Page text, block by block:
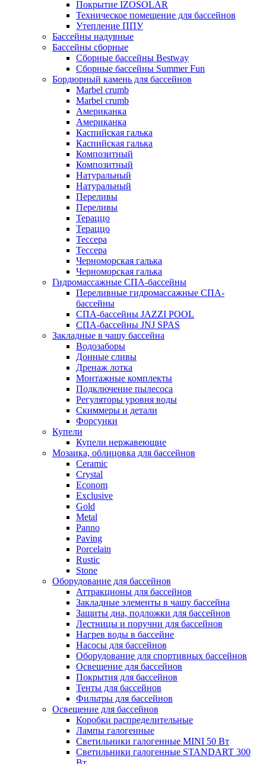
Покрытие IZOSOLAR
Техническое помещение для бассейнов
Утепление ППУ
Бассейны надувные
Бассейны сборные
Сборные бассейны Bestway
Сборные бассейны Summer Fun
Бордюрный камень для бассейнов
Marbel crumb
Marbel crumb
Американка
Американка
Каспийская галька
Каспийская галька
Композитный
Композитный
Натуральный
Натуральный
Переливы
Переливы
Тераццо
Тераццо
Тессера
Тессера
Черноморская галька
Черноморская галька
Гидромассажные СПА-бассейны
Переливные гидромассажные СПА-
бассейны
СПА-бассейны JAZZI POOL
СПА-бассейны JNJ SPAS
Закладные в чашу бассейна
Водозаборы
Донные сливы
Дренаж лотка
Монтажные комплекты
Подключение пылесоса
Регуляторы уровня воды
Скиммеры и детали
Форсунки
Купели
Купели нержавеющие
Мозаика, облицовка для бассейнов
Ceramic
Crystal
Econom
Exclusive
Gold
Metal
Panno
Paving
Porcelain
Rustic
Stone
Оборудование для бассейнов
Аттракционы для бассейнов
Закладные элементы в чашу бассейна
Защиты дна, подложки для бассейнов
Лестницы и поручни для бассейнов
Нагрев воды в бассейне
Насосы для бассейнов
Оборудование для спортивных бассейнов
Освещение для бассейнов
Покрытия для бассейнов
Тенты для бассейнов
Фильтры для бассейнов
Освещение для бассейнов
Коробки распределительные
Лампы галогенные
Светильники галогенные MINI 50 Вт
Светильники галогенные STANDART 300